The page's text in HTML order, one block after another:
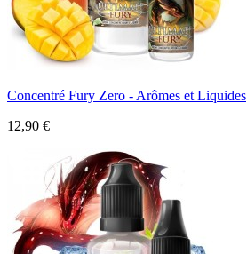
Concentré Fury Zero - Arômes et Liquides
12,90 €